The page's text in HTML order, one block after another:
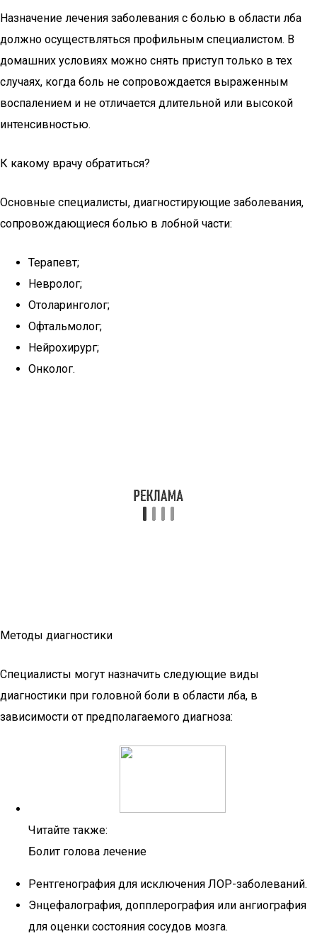
Назначение лечения заболевания с болью в области лба
должно осуществляться профильным специалистом. В
домашних условиях можно снять приступ только в тех
случаях, когда боль не сопровождается выраженным
воспалением и не отличается длительной или высокой
интенсивностью.
К какому врачу обратиться?
Основные специалисты, диагностирующие заболевания,
сопровождающиеся болью в лобной части:
Терапевт;
Невролог;
Отоларинголог;
Офтальмолог;
Нейрохирург;
Онколог.
Методы диагностики
Специалисты могут назначить следующие виды
диагностики при головной боли в области лба, в
зависимости от предполагаемого диагноза:
Читайте также:
Болит голова лечение
Рентгенография для исключения ЛОР-заболеваний.
Энцефалография, допплерография или ангиография
для оценки состояния сосудов мозга.